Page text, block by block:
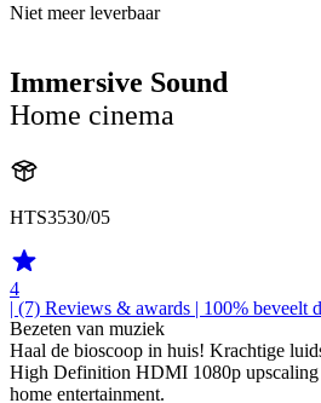
Niet meer leverbaar
Immersive Sound
Home cinema
HTS3530/05
4
| (7) Reviews & awards | 100% beveelt
Bezeten van muziek
Haal de bioscoop in huis! Krachtige
High Definition HDMI 1080p upscaling
home entertainment.